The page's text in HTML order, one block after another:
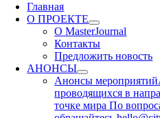
Главная
О ПРОЕКТЕ
О MasterJournal
Контакты
Предложить новость
АНОНСЫ
Анонсы мероприятий
проводящихся в
точке мира По